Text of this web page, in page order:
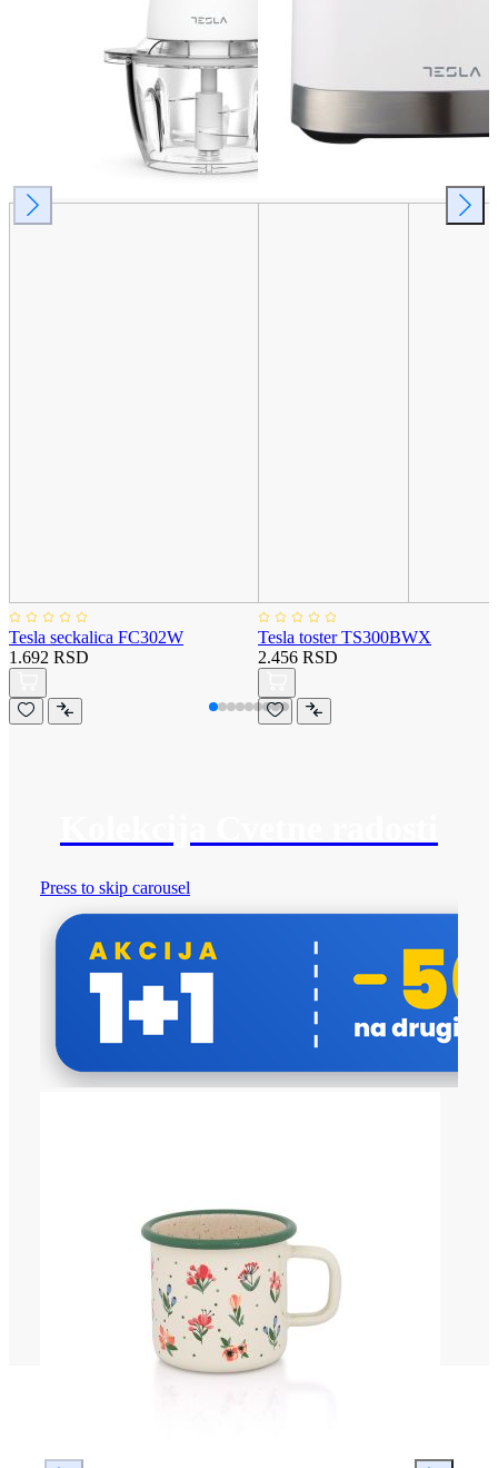
Tesla seckalica FC302W
1.692 RSD
Tesla toster TS300BWX
2.456 RSD
Press to skip carousel